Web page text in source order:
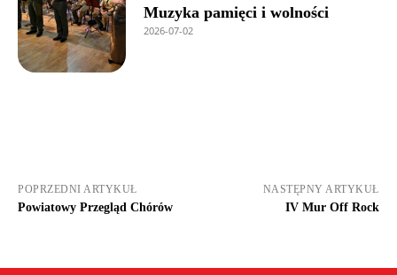
Muzyka pamięci i wolności
2026-07-02
POPRZEDNI ARTYKUŁ
Powiatowy Przegląd Chórów
NASTĘPNY ARTYKUŁ
IV Mur Off Rock